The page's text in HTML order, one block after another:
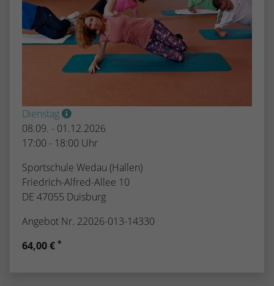
Dienstag
08.09. - 01.12.2026
17:00 - 18:00 Uhr
Sportschule Wedau (Hallen)
Friedrich-Alfred-Allee 10
DE 47055 Duisburg
Angebot Nr. 22026-013-14330
64,00 € *